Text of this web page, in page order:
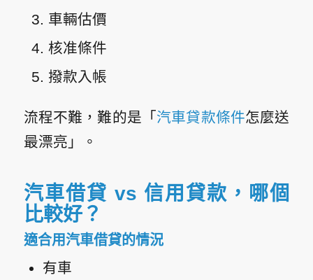
車輛估價
核准條件
撥款入帳
流程不難，難的是「 汽車貸款條件怎麼送
最漂亮」。
汽車借貸 vs 信用貸款，哪個
比較好？
適合用汽車借貸的情況
有車